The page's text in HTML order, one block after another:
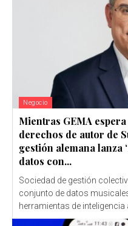
Negocio
Mientras GEMA
derechos de autor de
gestión alemana lanza
datos con...
Sociedad de gestión colectiva
conjunto de datos
herramientas de inteligencia